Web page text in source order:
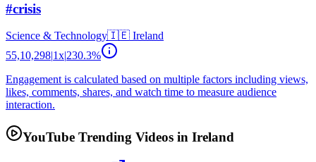
#crisis
Science & Technology🇮🇪 Ireland
55,10,298 1x230.3%
Engagement is calculated based on multiple factors including views,
likes, comments, shares, and watch time to measure audience
interaction.
YouTube Trending Videos in Ireland